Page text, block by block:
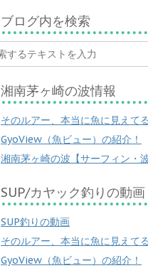
ブログ内を検索
湘南茅ヶ崎の波情報
そのルアー、本当に魚に見えて
GyoView（魚ビュー）の紹介！
湘南茅ヶ崎の波【サーフィン・波
SUP/カヤック釣りの動画
SUP釣りの動画
そのルアー、本当に魚に見えて
GyoView（魚ビュー）の紹介！